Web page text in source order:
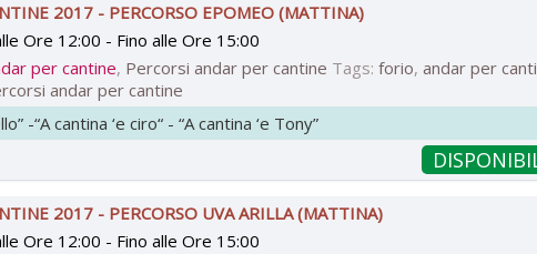
2017 - PERCORSO EPOMEO (MATTINA)
Ore 12:00 - Finoalle Ore 15:00
per cantine, Percorsi andar per cantine Tags:forio,andar per
andar per cantine
-“A cantina ‘e ciro“ - “A cantina ‘e Tony”
2017 - PERCORSO UVA ARILLA (MATTINA)
Ore 12:00 - Finoalle Ore 15:00